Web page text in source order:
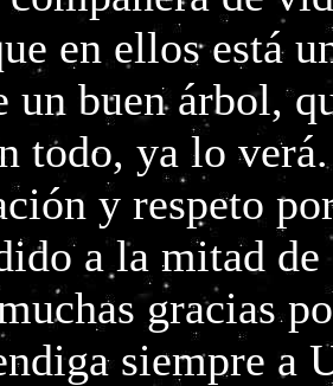
en ellos está
un buen árbol,
todo, ya lo
y respeto
a la mitad
gracias
siempre a